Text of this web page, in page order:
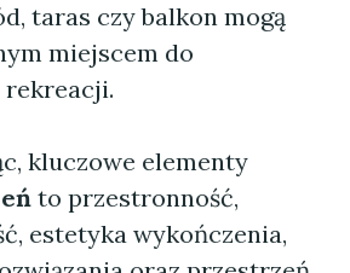
taras czy balkon mogą
miejscem do
kluczowe elementy
to przestronność,
estetyka wykończenia,